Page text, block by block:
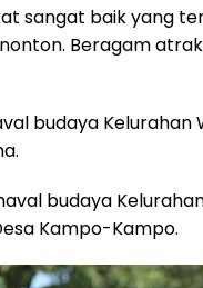
sangat baik yang
Beragam
budaya
budaya
Kampo-Kampo.